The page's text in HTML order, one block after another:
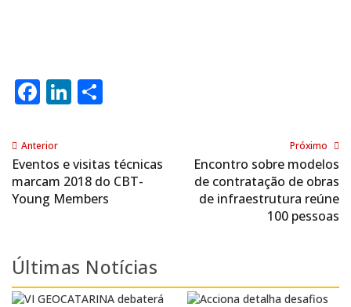
Facebook
LinkedIn
Anterior
Eventos e visitas técnicas
marcam 2018 do CBT-
Young Members
Próximo
Encontro sobre modelos
de contratação de obras
de infraestrutura reúne
100 pessoas
Últimas Notícias